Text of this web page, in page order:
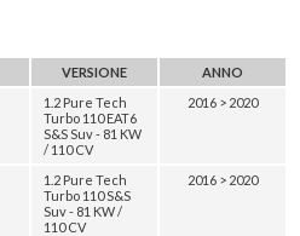
VERSIONE
ANNO
1.2 Pure Tech
Turbo 110 EAT6
S&S Suv - 81 KW
/ 110 CV
2016 > 2020
1.2 Pure Tech
Turbo 110 S&S
Suv - 81 KW /
110 CV
2016 > 2020